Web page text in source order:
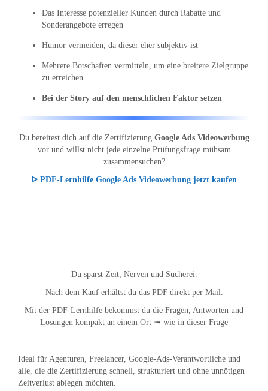
Das Interesse potenzieller Kunden durch Rabatte und
Sonderangebote erregen
Humor vermeiden, da dieser eher subjektiv ist
Mehrere Botschaften vermitteln, um eine breitere Zielgruppe
zu erreichen
Bei der Story auf den menschlichen Faktor setzen
Du bereitest dich auf die Zertifizierung Google Ads Videowerbung
vor und willst nicht jede einzelne Prüfungsfrage mühsam
zusammensuchen?
ᐅ PDF-Lernhilfe Google Ads Videowerbung jetzt kaufen
Du sparst Zeit, Nerven und Sucherei.
Nach dem Kauf erhältst du das PDF direkt per Mail.
Mit der PDF-Lernhilfe bekommst du die Fragen, Antworten und
Lösungen kompakt an einem Ort ➟ wie in dieser Frage
Ideal für Agenturen, Freelancer, Google-Ads-Verantwortliche und
alle, die die Zertifizierung schnell, strukturiert und ohne unnötigen
Zeitverlust ablegen möchten.